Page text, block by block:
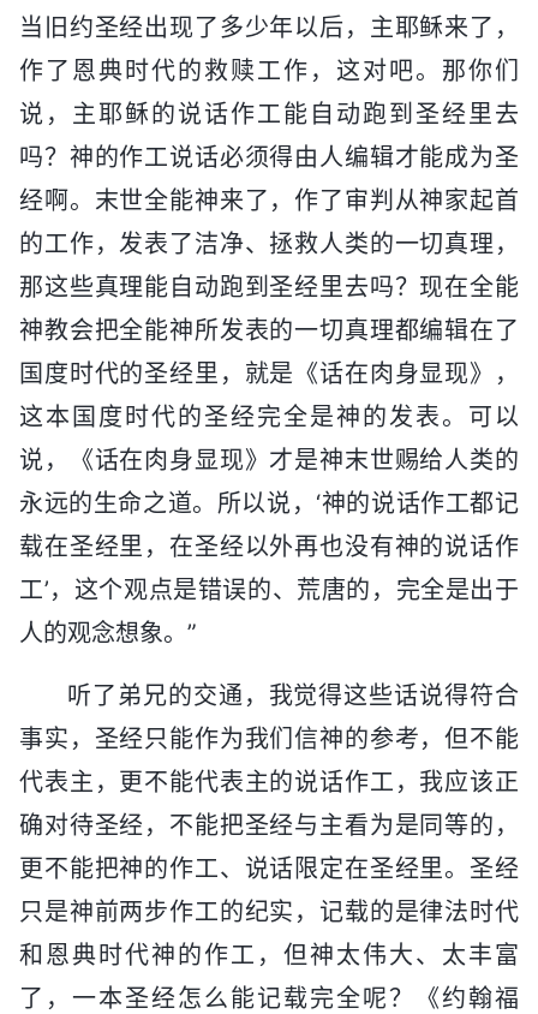
当旧约圣经出现了多少年以后，主耶稣来了，
作了恩典时代的救赎工作，这对吧。那你们
说，主耶稣的说话作工能自动跑到圣经里去
吗？神的作工说话必须得由人编辑才能成为圣
经啊。末世全能神来了，作了审判从神家起首
的工作，发表了洁净、拯救人类的一切真理，
那这些真理能自动跑到圣经里去吗？现在全能
神教会把全能神所发表的一切真理都编辑在了
国度时代的圣经里，就是《话在肉身显现》，
这本国度时代的圣经完全是神的发表。可以
说，《话在肉身显现》才是神末世赐给人类的
永远的生命之道。所以说，‘神的说话作工都记
载在圣经里，在圣经以外再也没有神的说话作
工’，这个观点是错误的、荒唐的，完全是出于
人的观念想象。”
听了弟兄的交通，我觉得这些话说得符合
事实，圣经只能作为我们信神的参考，但不能
代表主，更不能代表主的说话作工，我应该正
确对待圣经，不能把圣经与主看为是同等的，
更不能把神的作工、说话限定在圣经里。圣经
只是神前两步作工的纪实，记载的是律法时代
和恩典时代神的作工，但神太伟大、太丰富
了，一本圣经怎么能记载完全呢？《约翰福